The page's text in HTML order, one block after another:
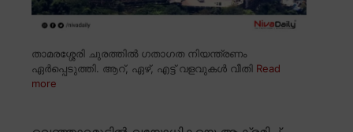
താമരശ്ശേരി ചുരത്തിൽ ഗതാഗത നിയന്ത്രണം
ഏർപ്പെടുത്തി. ആറ്, ഏഴ്, എട്ട് വളവുകൾ വീതി Read
more